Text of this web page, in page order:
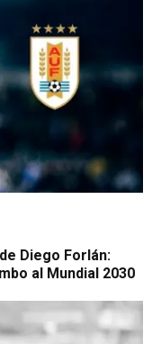
Diego Forlán:
al Mundial 2030